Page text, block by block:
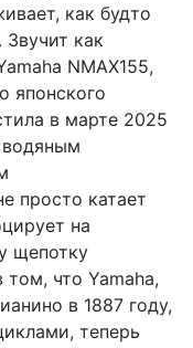
как будто
как
NMAX155,
японского
в марте 2025
водяным
просто катает
на
щепотку
что Yamaha,
в 1887 году,
теперь